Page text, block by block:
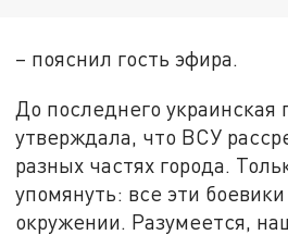
– пояснил гость эфира.
До последнего украинская
утверждала, что ВСУ
разных частях города.
упомянуть: все эти
окружении. Разумеется,